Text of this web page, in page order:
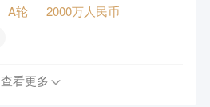
A轮 2000万人民币
查看更多